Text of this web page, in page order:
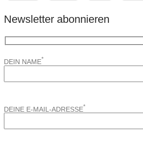
Newsletter abonnieren
DEIN NAME*
DEINE E-MAIL-ADRESSE*